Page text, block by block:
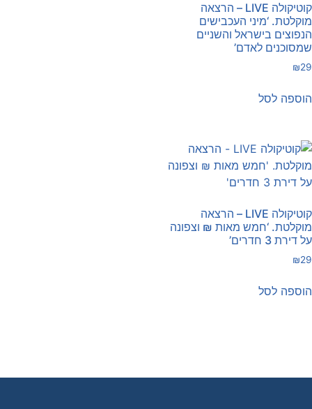
קוטיקולה LIVE – הרצאה
מוקלטת. ‘מיני העכבישים
הנפוצים בישראל והשניים
שמסוכנים לאדם’
₪29
הוספה לסל
קוטיקולה LIVE – הרצאה
מוקלטת. ‘חמש מאות ₪ וצפונה
על דירת 3 חדרים’
₪29
הוספה לסל